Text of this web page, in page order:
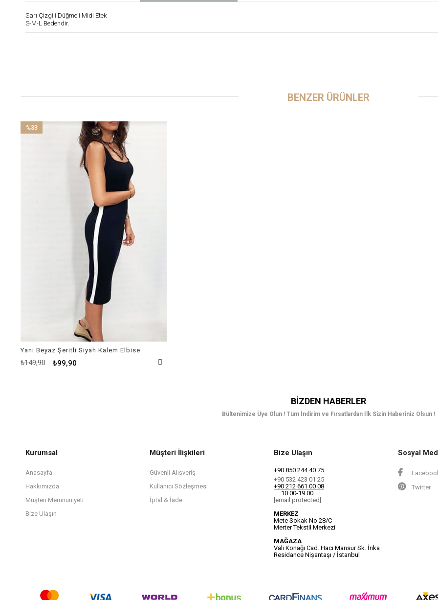
Sarı Çizgili Düğmeli Midi Etek
S-M-L Bedendir.
BENZER ÜRÜNLER
Yanı Beyaz Şeritli Siyah Kalem Elbise
₺99,90
₺149,90
%33
BIZDEN HABERLER
Bültenimize Üye Olun ! Tüm İndirim ve Fırsatlardan İlk Sizin Haberiniz Olsun !
Kurumsal
Anasayfa
Hakkımızda
Müşteri Memnuniyeti
Bize Ulaşın
Müşteri İlişkileri
Güvenli Alışveriş
Kullanıcı Sözleşmesi
İptal & İade
Bize Ulaşın
+90 850 244 40 75
+90 532 423 01 25
+90 212 661 00 08
10:00-19.00
[email protected]
MERKEZ
Mete Sokak No 28/C
Merter Tekstil Merkezi
MAĞAZA
Vali Konağı Cad. Hacı Mansur Sk. İnka
Residance Nişantaşı / İstanbul
Sosyal
Twitter